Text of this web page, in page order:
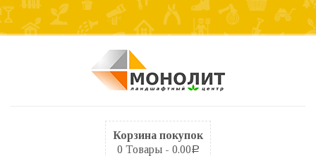
Корзина покупок
0 Товары - 0.00Р